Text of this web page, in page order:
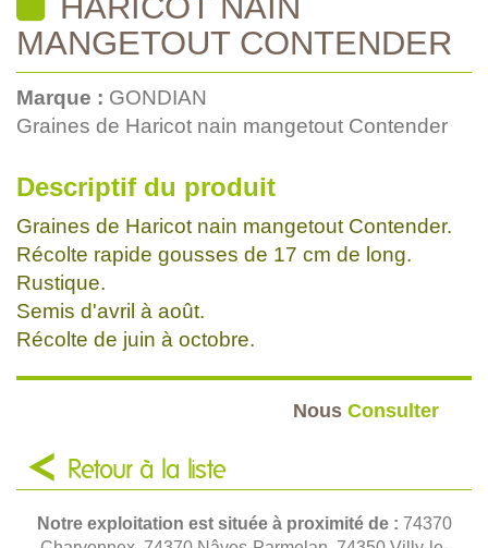
MANGETOUT CONTENDER
Marque : GONDIAN
Graines de Haricot nain mangetout Contender
Descriptif du produit
Graines de Haricot nain mangetout Contender.
Récolte rapide gousses de 17 cm de long.
Rustique.
Semis d'avril à août.
Récolte de juin à octobre.
Nous Consulter
Retour à la liste
Notre exploitation est située à proximité de : 74370